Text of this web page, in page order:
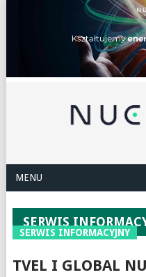
MENU
SERWIS
TVEL I GLOBAL
SERWIS INFORMACYJNY